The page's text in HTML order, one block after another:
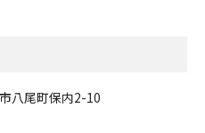
八尾町保内2-10